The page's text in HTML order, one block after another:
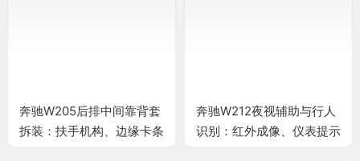
奔驰W205后排中间靠背套
拆装：扶手机构、边缘卡条
奔驰W212夜视辅助与行人
识别：红外成像、仪表提示